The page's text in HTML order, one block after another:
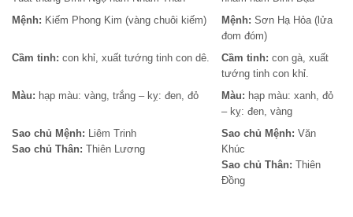
Mệnh: Kiếm Phong Kim (vàng chuôi kiếm) Mệnh: Sơn Hạ Hỏa (lửa
đom đóm)
Cầm tinh: con khỉ, xuất tướng tinh con dê. Cầm tinh: con gà, xuất
tướng tinh con khỉ.
Màu: hạp màu: vàng, trắng – kỵ: đen, đỏ Màu: hạp màu: xanh, đỏ
– kỵ: đen, vàng
Sao chủ Mệnh: Liêm Trinh
Sao chủ Thân: Thiên Lương
Sao chủ Mệnh: Văn
Khúc
Sao chủ Thân: Thiên
Đồng